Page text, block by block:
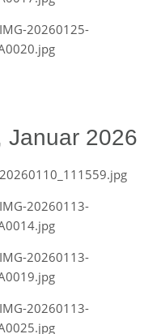
Januar 2026